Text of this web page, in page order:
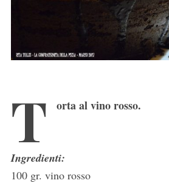
T orta al vino rosso.
Ingredienti:
100 gr. vino rosso